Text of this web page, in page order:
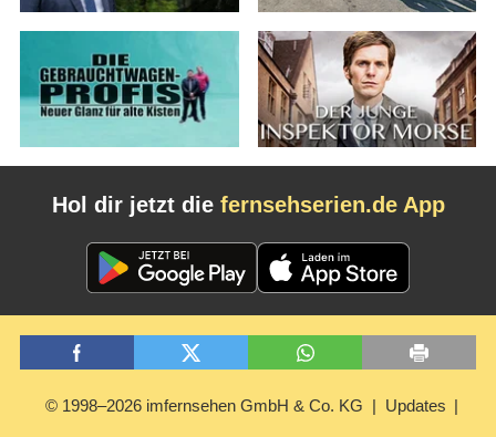
Hol dir jetzt die fernsehserien.de App
© 1998–2026 imfernsehen GmbH & Co. KG Updates